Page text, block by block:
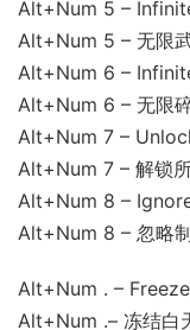
Alt+Num 5 –
Alt+Num 5 – 无限
Alt+Num 6 –
Alt+Num 6 – 无限
Alt+Num 7 –
Alt+Num 7 – 解锁
Alt+Num 8 –
Alt+Num 8 – 忽略
Alt+Num . –
Alt+Num .– 冻结白